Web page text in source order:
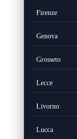
Firenze
Genova
Grosseto
Lecce
Livorno
Lucca